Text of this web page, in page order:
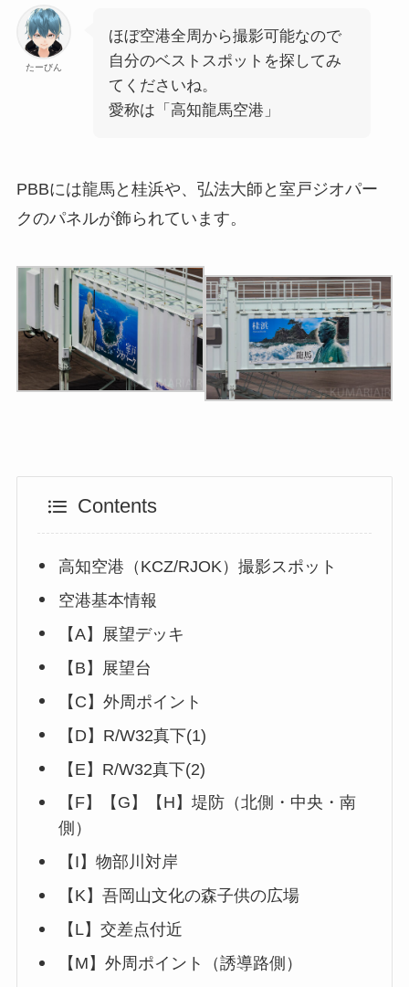
たーびん
ほぼ空港全周から撮影可能なので
自分のベストスポットを探してみ
てくださいね。
愛称は「 高知龍馬空港 」
PBBには龍馬と桂浜や、弘法大師と室戸ジオパー
クのパネルが飾られています。
Contents
高知空港（KCZ/RJOK）撮影スポット
空港基本情報
【A】展望デッキ
【B】展望台
【C】外周ポイント
【D】R/W32真下(1)
【E】R/W32真下(2)
【F】【G】【H】堤防（北側・中央・南
側）
【I】物部川対岸
【K】吾岡山文化の森子供の広場
【L】交差点付近
【M】外周ポイント（誘導路側）